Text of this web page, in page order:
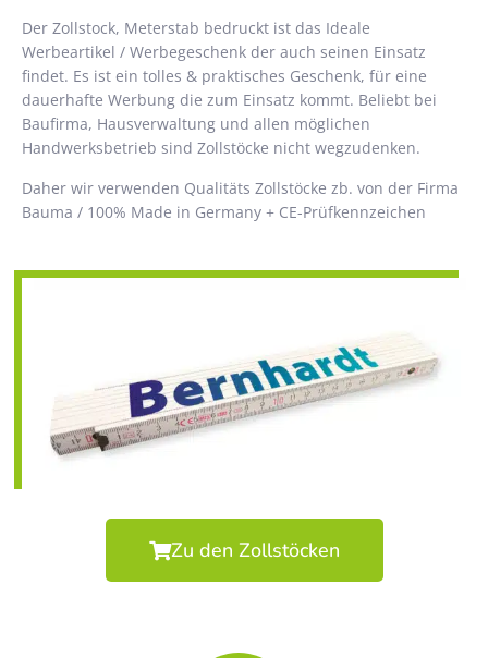
Der Zollstock, Meterstab bedruckt ist das Ideale
Werbeartikel / Werbegeschenk der auch seinen Einsatz
findet. Es ist ein tolles & praktisches Geschenk, für eine
dauerhafte Werbung die zum Einsatz kommt. Beliebt bei
Baufirma, Hausverwaltung und allen möglichen
Handwerksbetrieb sind Zollstöcke nicht wegzudenken.
Daher wir verwenden Qualitäts Zollstöcke zb. von der Firma
Bauma / 100% Made in Germany + CE-Prüfkennzeichen
Zu den Zollstöcken